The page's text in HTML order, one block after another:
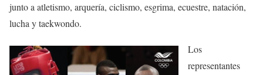
junto a atletismo, arquería, ciclismo, esgrima, ecuestre, natación,
lucha y taekwondo.
Los
representantes